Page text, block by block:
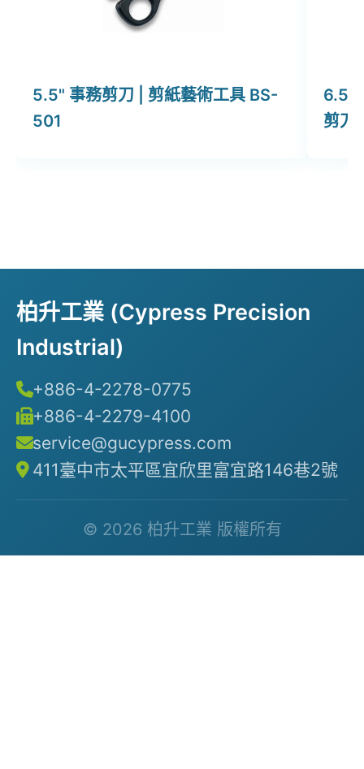
5.5" 事務剪刀 | 剪紙藝術工具 BS-
501
6.5"
剪刀
柏升工業 (Cypress Precision
Industrial)
+886-4-2278-0775
+886-4-2279-4100
service@gucypress.com
411臺中市太平區宜欣里富宜路146巷2號
© 2026 柏升工業 版權所有